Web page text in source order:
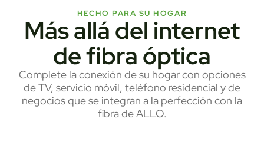
HECHO PARA SU HOGAR
Más allá del internet
de fibra óptica
Complete la conexión de su hogar con opciones
de TV, servicio móvil, teléfono residencial y de
negocios que se integran a la perfección con la
fibra de ALLO.